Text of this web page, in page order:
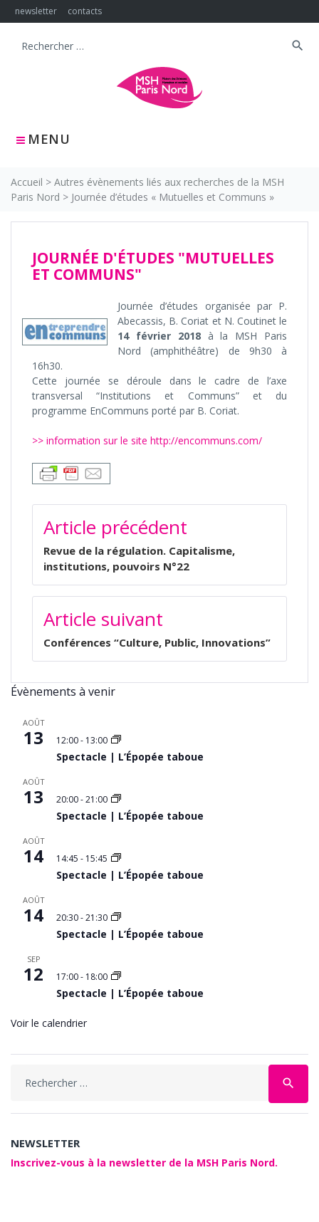
Skip
to
newsletter contacts
MENU
Search
search
Accueil > Autres évènements liés aux recherches de la MSH
Paris Nord > Journée d’études « Mutuelles et Communs »
JOURNÉE D'ÉTUDES "MUTUELLES
ET COMMUNS"
Journée d’études organisée par P.
Abecassis, B. Coriat et N. Coutinet le
14 février 2018à la MSH Paris
Nord (amphithéâtre) de 9h30 à
16h30.
Cette journée se déroule dans le cadre de l’axe
transversal “Institutions et Communs” et du
programme EnCommuns porté par B. Coriat.
>> information sur le site http://encommuns.com/
NAVIGATION
DE
L’ARTICLE
Article précédent
Revue de la régulation. Capitalisme,
institutions, pouvoirs N°22
Article suivant
Conférences “Culture, Public, Innovations”
Évènements à venir
AOÛT
13 12:00- 13:00
Spectacle | L’Épopée taboue
AOÛT
13 20:00-21:00
Spectacle | L’Épopée taboue
AOÛT
14 14:45 - 15:45
Spectacle | L’Épopée taboue
AOÛT
14 20:30-21:30
Spectacle | L’Épopée taboue
SEP
12 17:00- 18:00
Spectacle | L’Épopée taboue
Voir le calendrier
search
NEWSLETTER
Inscrivez-vous à la newsletter de la MSH Paris Nord.